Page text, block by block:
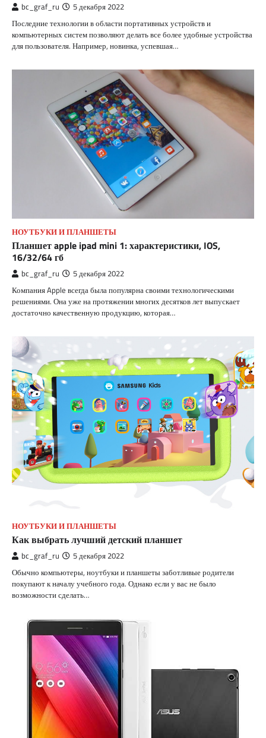
bc_graf_ru 5 декабря 2022
Последние технологии в области портативных устройств и
компьютерных систем позволяют делать все более удобные устройства
для пользователя. Например, новинка, успевшая…
НОУТБУКИ И ПЛАНШЕТЫ
Планшет apple ipad mini 1: характеристики, IOS,
16/32/64 гб
bc_graf_ru 5 декабря 2022
Компания Apple всегда была популярна своими технологическими
решениями. Она уже на протяжении многих десятков лет выпускает
достаточно качественную продукцию, которая…
НОУТБУКИ И ПЛАНШЕТЫ
Как выбрать лучший детский планшет
bc_graf_ru 5 декабря 2022
Обычно компьютеры, ноутбуки и планшеты заботливые родители
покупают к началу учебного года. Однако если у вас не было
возможности сделать…